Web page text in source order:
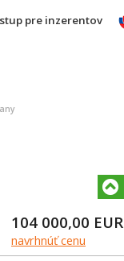
pre inzerentov
104 000,00 EUR
navrhnúť cenu